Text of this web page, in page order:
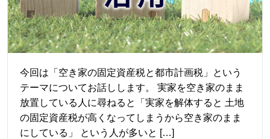
今回は「空き家の固定資産税と都市計画税」という
テーマについてお話しします。 実家を空き家のまま
放置している人に尋ねると「実家を解体すると 土地
の固定資産税が高くなってしまうから空き家のまま
にしている」 という人が多いと […]